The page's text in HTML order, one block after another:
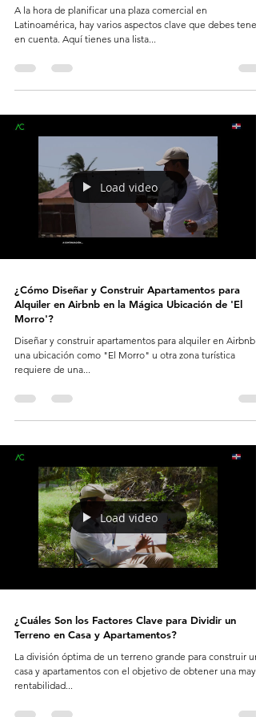
A la hora de planificar una plaza comercial en
Latinoamérica, hay varios aspectos clave que debes tener
en cuenta. Aquí tienes una lista...
Load video
¿Cómo Diseñar y Construir Apartamentos para
Alquiler en Airbnb en la Mágica Ubicación de 'El
Morro'?
Diseñar y construir apartamentos para alquiler en Airbnb
una ubicación como "El Morro" u otra zona turística
requiere de una...
Load video
¿Cuáles Son los Factores Clave para Dividir un
Terreno en Casa y Apartamentos?
La división óptima de un terreno grande para construir
casa y apartamentos con el objetivo de obtener una
rentabilidad...